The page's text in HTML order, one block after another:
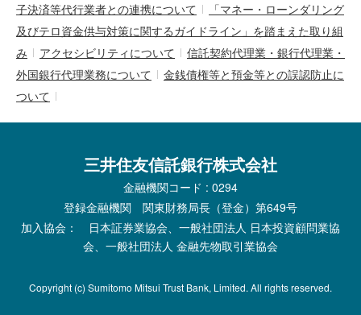
子決済等代行業者との連携について
「マネー・ローンダリング
及びテロ資金供与対策に関するガイドライン」を踏まえた取り組
み
アクセシビリティについて
信託契約代理業・銀行代理業・
外国銀行代理業務について
金銭債権等と預金等との誤認防止に
ついて
三井住友信託銀行株式会社
金融機関コード : 0294
登録金融機関 関東財務局長（登金）第649号
加入協会： 日本証券業協会、一般社団法人 日本投資顧問業協
会、一般社団法人 金融先物取引業協会
Copyright (c) Sumitomo Mitsui Trust Bank, Limited. All rights reserved.